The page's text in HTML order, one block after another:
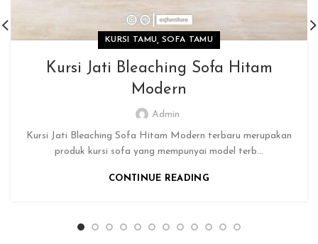
KURSI TAMU,SOFA TAMU
Kursi Jati Bleaching Sofa Hitam
Modern
Admin
Kursi Jati Bleaching Sofa Hitam Modern terbaru merupakan
produk kursi sofa yang mempunyai model terb...
CONTINUE READING